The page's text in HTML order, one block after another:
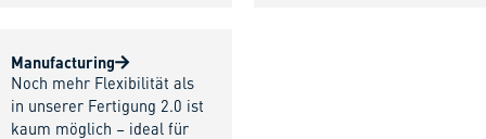
Manufacturing
Noch mehr Flexibilität als
in unserer Fertigung 2.0 ist
kaum möglich – ideal für